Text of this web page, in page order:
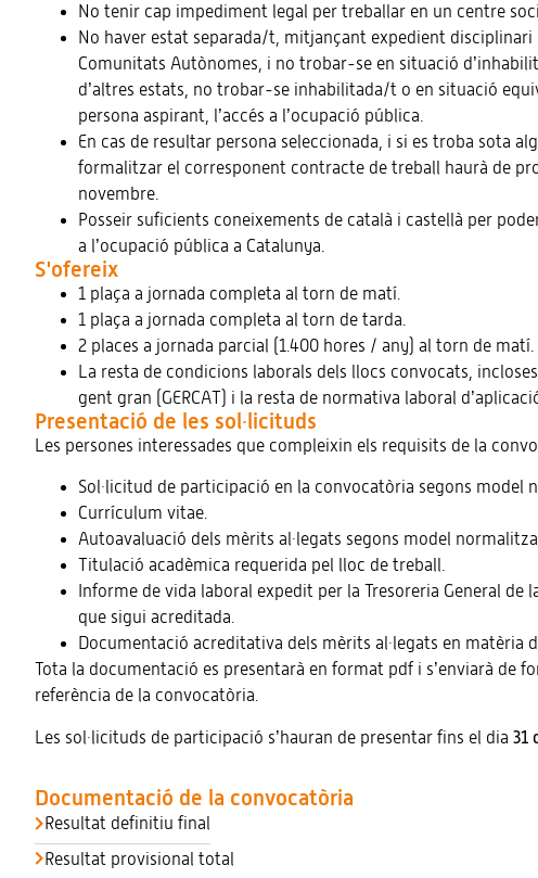
No tenir cap impediment legal per treballar en un centre
No haver estat separada/t, mitjançant expedient
Comunitats Autònomes, i no trobar-se en situació
d’altres estats, no trobar-se inhabilitada/t o en situació
persona aspirant, l’accés a l’ocupació pública.
En cas de resultar persona seleccionada, i si es troba sota
formalitzar el corresponent contracte de treball haurà de
novembre.
Posseir suficients coneixements de català i castellà per
a l’ocupació pública a Catalunya.
S'ofereix
1 plaça a jornada completa al torn de matí.
1 plaça a jornada completa al torn de tarda.
2 places a jornada parcial (1.400 hores / any) al torn de matí.
La resta de condicions laborals dels llocs convocats,
gent gran (GERCAT) i la resta de normativa laboral d’aplicació
Presentació de les sol·licituds
Les persones interessades que compleixin els requisits de la
Sol·licitud de participació en la convocatòria segons model
Currículum vitae.
Autoavaluació dels mèrits al·legats segons model
Titulació acadèmica requerida pel lloc de treball.
Informe de vida laboral expedit per la Tresoreria General de
que sigui acreditada.
Documentació acreditativa dels mèrits al·legats en matèria
Tota la documentació es presentarà en format pdf i s’enviarà de
referència de la convocatòria.
Les sol·licituds de participació s’hauran de presentar fins el dia 31
Documentació de la convocatòria
Resultat definitiu final
Resultat provisional total